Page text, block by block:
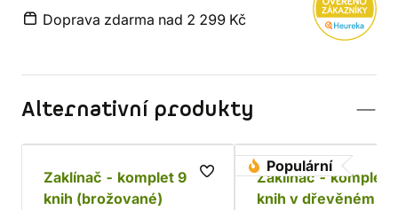
Doprava zdarma nad 2 299 Kč
Alternativní produkty
Zaklínač - komplet 9
knih (brožované)
Populární
Zaklínač - komplet
knih v dřevěném